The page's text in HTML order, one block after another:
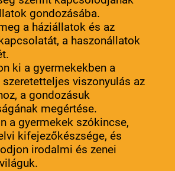
gondozásába.
a háziállatok és az
a haszonállatok
ki a gyermekekben a
viszonyulás az
a gondozásuk
megértése.
a gyermekek szókincse,
kifejezőkészsége, és
irodalmi és zenei